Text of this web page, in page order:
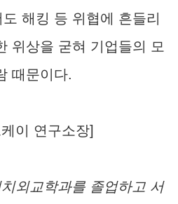
해킹 등 위협에 흔들리
위상을 굳혀 기업들의 모
때문이다.
이 연구소장]
외교학과를 졸업하고 서